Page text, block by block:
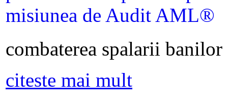
combaterea spalarii
citeste mai mult